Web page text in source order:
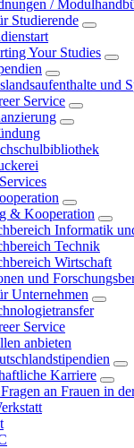
/
Studierende
Your Studies
und
Service
& Kooperation
Informatik
Technik
Wirtschaft
und
Unternehmen
Service
anbieten
Karriere
an Frauen in